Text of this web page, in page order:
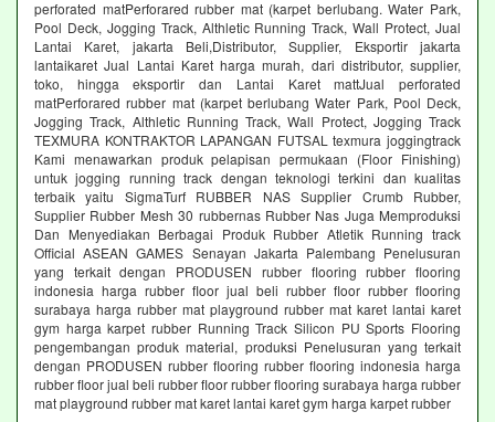
perforated matPerforared rubber mat (karpet berlubang. Water Park,
Pool Deck, Jogging Track, Althletic Running Track, Wall Protect, Jual
Lantai Karet, jakarta Beli,Distributor, Supplier, Eksportir jakarta
lantaikaret Jual Lantai Karet harga murah, dari distributor, supplier,
toko, hingga eksportir dan Lantai Karet mattJual perforated
matPerforared rubber mat (karpet berlubang Water Park, Pool Deck,
Jogging Track, Althletic Running Track, Wall Protect, Jogging Track
TEXMURA KONTRAKTOR LAPANGAN FUTSAL texmura joggingtrack
Kami menawarkan produk pelapisan permukaan (Floor Finishing)
untuk jogging running track dengan teknologi terkini dan kualitas
terbaik yaitu SigmaTurf RUBBER NAS Supplier Crumb Rubber,
Supplier Rubber Mesh 30 rubbernas Rubber Nas Juga Memproduksi
Dan Menyediakan Berbagai Produk Rubber Atletik Running track
Official ASEAN GAMES Senayan Jakarta Palembang Penelusuran
yang terkait dengan PRODUSEN rubber flooring rubber flooring
indonesia harga rubber floor jual beli rubber floor rubber flooring
surabaya harga rubber mat playground rubber mat karet lantai karet
gym harga karpet rubber Running Track Silicon PU Sports Flooring
pengembangan produk material, produksi Penelusuran yang terkait
dengan PRODUSEN rubber flooring rubber flooring indonesia harga
rubber floor jual beli rubber floor rubber flooring surabaya harga rubber
mat playground rubber mat karet lantai karet gym harga karpet rubber